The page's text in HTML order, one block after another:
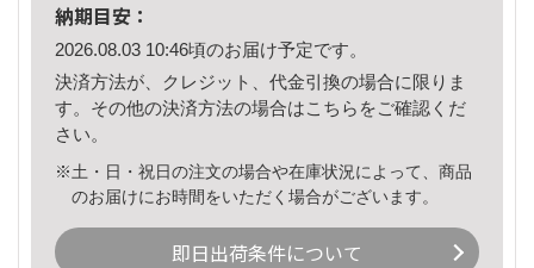
納期目安：
2026.08.03 10:46頃のお届け予定です。
決済方法が、クレジット、代金引換の場合に限りま
す。その他の決済方法の場合はこちら をご確認くだ
さい。
※土・日・祝日の注文の場合や在庫状況によって、商品
のお届けにお時間をいただく場合がございます。
即日出荷条件について